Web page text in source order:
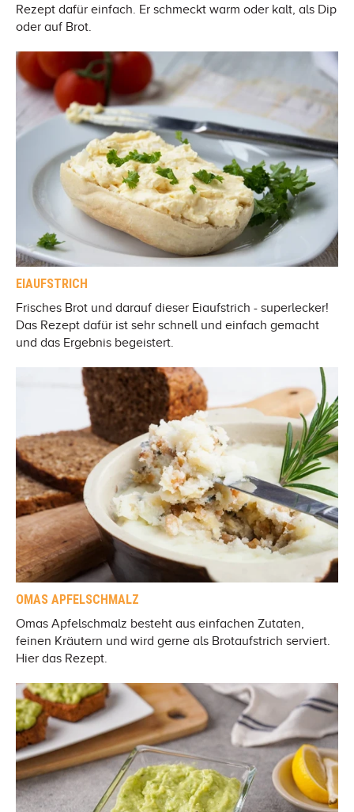
Rezept dafür einfach. Er schmeckt warm oder kalt, als Dip
oder auf Brot.
EIAUFSTRICH
Frisches Brot und darauf dieser Eiaufstrich - superlecker!
Das Rezept dafür ist sehr schnell und einfach gemacht
und das Ergebnis begeistert.
OMAS APFELSCHMALZ
Omas Apfelschmalz besteht aus einfachen Zutaten,
feinen Kräutern und wird gerne als Brotaufstrich serviert.
Hier das Rezept.